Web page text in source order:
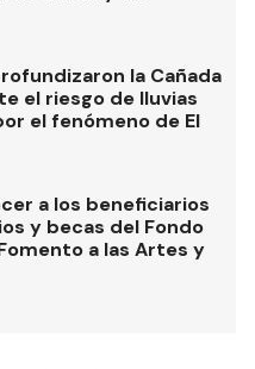
la Cañada
el riesgo de lluvias
el fenómeno de El
a los beneficiarios
y becas del Fondo
a las Artes y